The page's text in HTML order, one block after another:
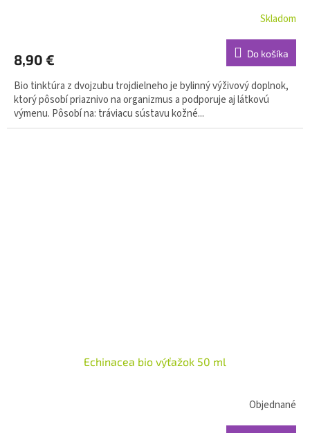
Skladom
8,90 € Do košíka
Bio tinktúra z dvojzubu trojdielneho je bylinný výživový doplnok,
ktorý pôsobí priaznivo na organizmus a podporuje aj látkovú
výmenu. Pôsobí na: tráviacu sústavu kožné...
Echinacea bio výťažok 50 ml
Objednané